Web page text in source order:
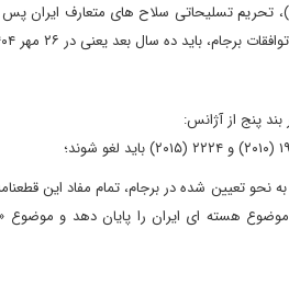
(که این خود به خود قطعنامه ۲۲۲۴ سال ۱۳۹۴ را نیز ملغی کرد)، تحریم تسلیحاتی سلاح های
برجام، به نحو تعیین شده در برجام، تمام مفاد این
امنیت رسیدگی به موضوع هسته ای ایران را پایان دهد و